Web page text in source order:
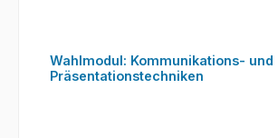
Wahlmodul: Kommunikations- und
Präsentationstechniken